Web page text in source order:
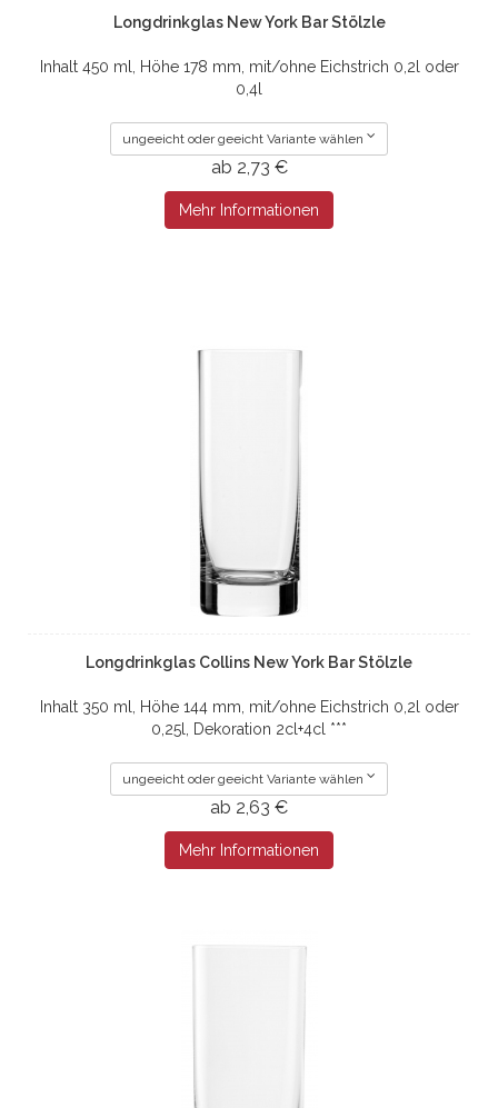
Longdrinkglas New York Bar Stölzle
Inhalt 450 ml, Höhe 178 mm, mit/ohne Eichstrich 0,2l oder
0,4l
ungeeicht oder geeicht Variante wählen
ab 2,73 €
Mehr Informationen
Longdrinkglas Collins New York Bar Stölzle
Inhalt 350 ml, Höhe 144 mm, mit/ohne Eichstrich 0,2l oder
0,25l, Dekoration 2cl+4cl ***
ungeeicht oder geeicht Variante wählen
ab 2,63 €
Mehr Informationen